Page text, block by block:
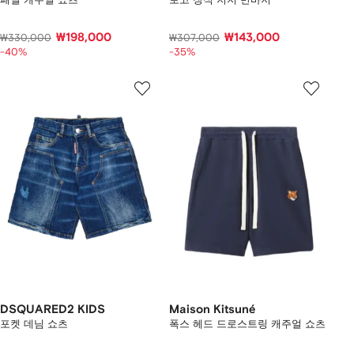
₩330,000 ₩198,000
-40%
₩307,000 ₩143,000
-35%
DSQUARED2 KIDS
포켓 데님 쇼츠
Maison Kitsuné
폭스 헤드 드로스트링 캐주얼 쇼츠